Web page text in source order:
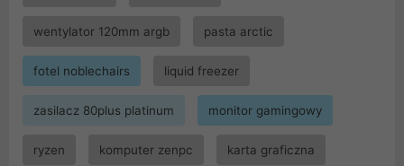
wentylator 120mm argb pasta arctic
fotel noblechairs liquid freezer
zasilacz 80plus platinum monitor gamingowy
ryzen komputer zenpc karta graficzna